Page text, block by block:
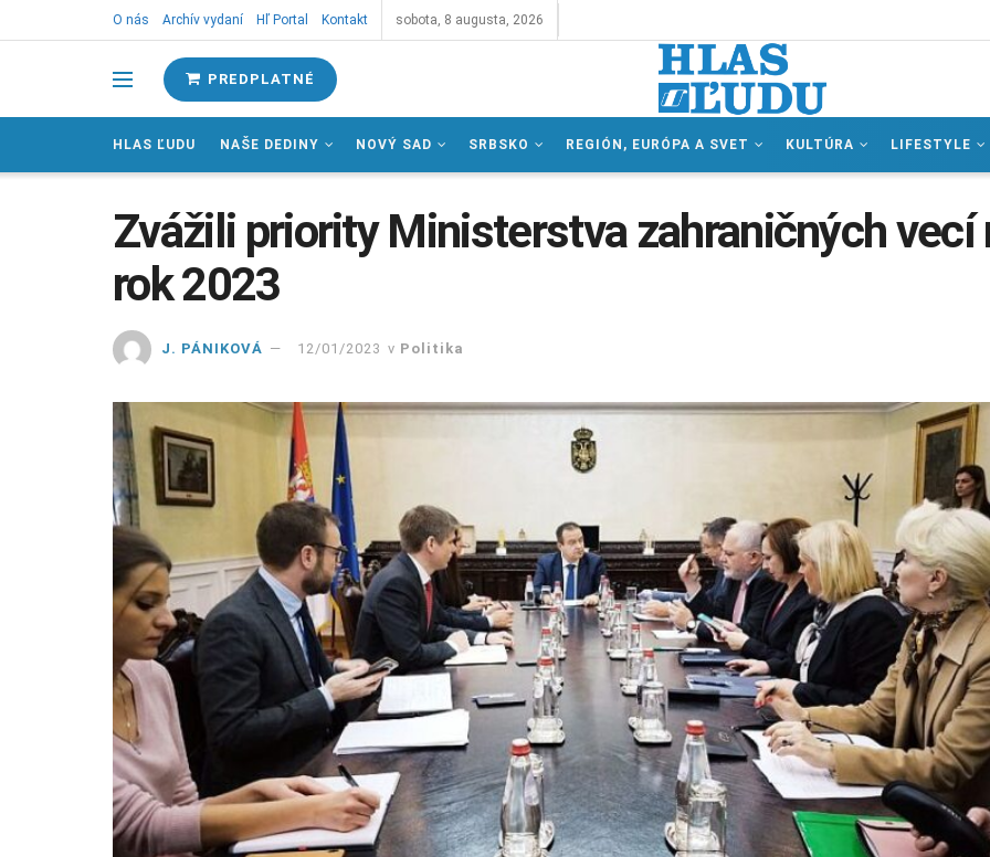
O nás Archív vydaní Hľ Portal Kontakt sobota, 8 augusta, 2026
PREDPLATNÉ
HLAS ĽUDU NAŠE DEDINY NOVÝ SAD SRBSKO REGIÓN, EURÓPA A SVET KULTÚRA LIFESTYLE
Zvážili priority Ministerstva zahraničných vecí
rok 2023
J. PÁNIKOVÁ 12/01/2023 v Politika